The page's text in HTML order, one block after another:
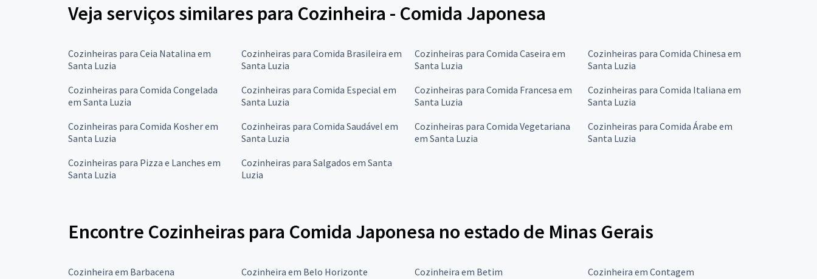
Veja serviços similares para Cozinheira - Comida Japonesa
Cozinheiras para Ceia Natalina em
Santa Luzia
Cozinheiras para Comida Brasileira em
Santa Luzia
Cozinheiras para Comida Caseira em
Santa Luzia
Cozinheiras para Comida Chinesa em
Santa Luzia
Cozinheiras para Comida Congelada
em Santa Luzia
Cozinheiras para Comida Especial em
Santa Luzia
Cozinheiras para Comida Francesa em
Santa Luzia
Cozinheiras para Comida Italiana em
Santa Luzia
Cozinheiras para Comida Kosher em
Santa Luzia
Cozinheiras para Comida Saudável em
Santa Luzia
Cozinheiras para Comida Vegetariana
em Santa Luzia
Cozinheiras para Comida Árabe em
Santa Luzia
Cozinheiras para Pizza e Lanches em
Santa Luzia
Cozinheiras para Salgados em Santa
Luzia
Encontre Cozinheiras para Comida Japonesa no estado de Minas Gerais
Cozinheira em Barbacena Cozinheira em Belo Horizonte Cozinheira em Betim
Cozinheira em Contagem